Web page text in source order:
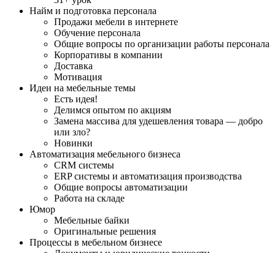
Найм и подготовка персонала
Продажи мебели в интернете
Обучение персонала
Общие вопросы по организации работы персонала
Корпоративы в компании
Доставка
Мотивация
Идеи на мебельные темы
Есть идея!
Делимся опытом по акциям
Замена массива для удешевления товара — добро
или зло?
Новинки
Автоматизация мебельного бизнеса
CRM системы
ERP системы и автоматизация производства
Общие вопросы автоматизации
Работа на складе
Юмор
Мебельные байки
Оригинальные решения
Процессы в мебельном бизнесе